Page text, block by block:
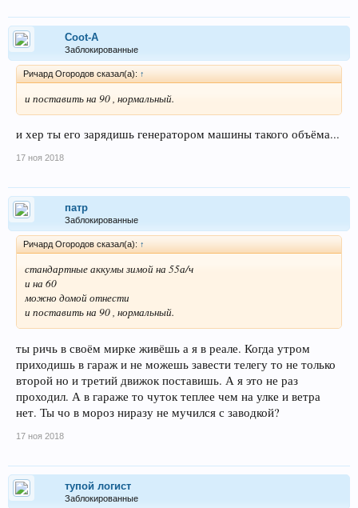
Coot-A
Заблокированные
Ричард Огородов сказал(а): ↑
и поставить на 90 , нормальный.
и хер ты его зарядишь генератором машины такого объёма...
17 ноя 2018
патр
Заблокированные
Ричард Огородов сказал(а): ↑
стандартные аккумы зимой на 55а/ч
и на 60
можно домой отнести
и поставить на 90 , нормальный.
ты ричь в своём мирке живёшь а я в реале. Когда утром
приходишь в гараж и не можешь завести телегу то не только
второй но и третий движок поставишь. А я это не раз
проходил. А в гараже то чуток теплее чем на улке и ветра
нет. Ты чо в мороз ниразу не мучился с заводкой?
17 ноя 2018
тупой логист
Заблокированные